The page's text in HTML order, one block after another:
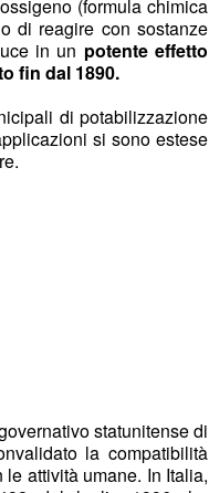
(formula chimica
di reagire con sostanze
in un potente effetto
fin dal 1890.
di potabilizzazione
si sono estese
statunitense di
la compatibilità
attività umane. In Italia,